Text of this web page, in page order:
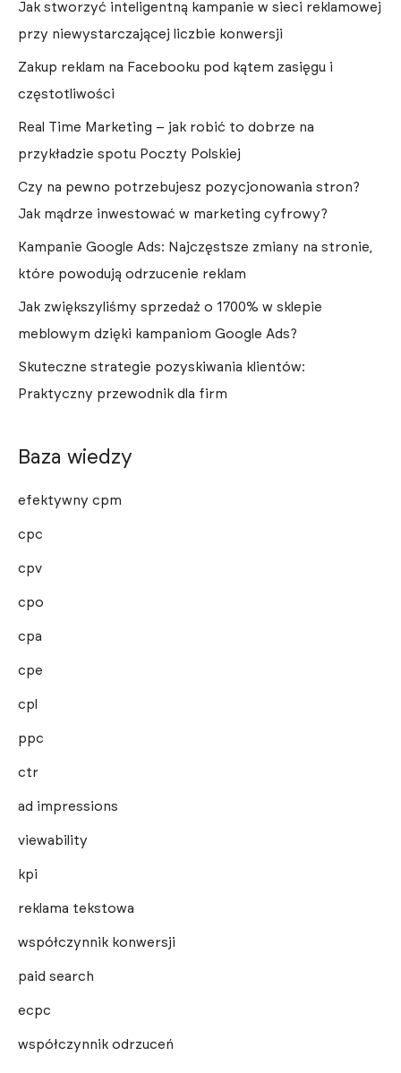
Jak stworzyć inteligentną kampanie w sieci reklamowej
przy niewystarczającej liczbie konwersji
Zakup reklam na Facebooku pod kątem zasięgu i
częstotliwości
Real Time Marketing – jak robić to dobrze na
przykładzie spotu Poczty Polskiej
Czy na pewno potrzebujesz pozycjonowania stron?
Jak mądrze inwestować w marketing cyfrowy?
Kampanie Google Ads: Najczęstsze zmiany na stronie,
które powodują odrzucenie reklam
Jak zwiększyliśmy sprzedaż o 1700% w sklepie
meblowym dzięki kampaniom Google Ads?
Skuteczne strategie pozyskiwania klientów:
Praktyczny przewodnik dla firm
Baza wiedzy
efektywny cpm
cpc
cpv
cpo
cpa
cpe
cpl
ppc
ctr
ad impressions
viewability
kpi
reklama tekstowa
współczynnik konwersji
paid search
ecpc
współczynnik odrzuceń